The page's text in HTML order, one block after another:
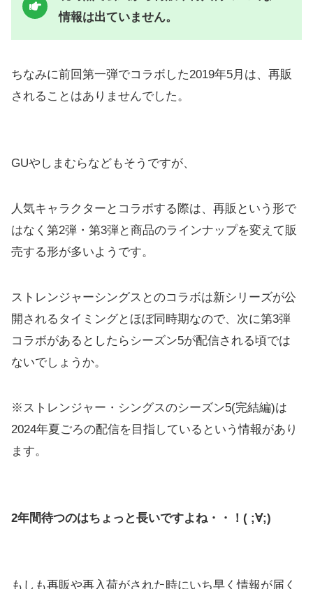
情報は出ていません。
ちなみに前回第一弾でコラボした2019年5月は、再販
されることはありませんでした。
GUやしまむらなどもそうですが、
人気キャラクターとコラボする際は、再販という形で
はなく第2弾・第3弾と商品のラインナップを変えて販
売する形が多いようです。
ストレンジャーシングスとのコラボは新シリーズが公
開されるタイミングとほぼ同時期なので、次に第3弾
コラボがあるとしたらシーズン5が配信される頃では
ないでしょうか。
※ストレンジャー・シングスのシーズン5(完結編)は
2024年夏ごろの配信を目指しているという情報があり
ます。
2年間待つのはちょっと長いですよね・・！( ;∀;)
もしも再販や再入荷がされた時にいち早く情報が届く